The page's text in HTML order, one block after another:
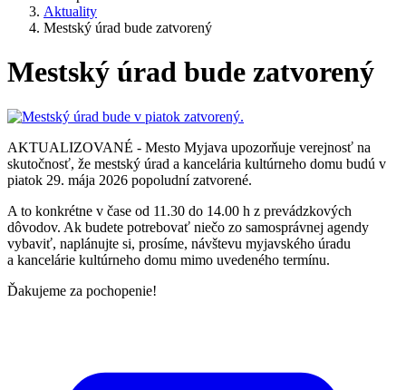
Aktuality
Mestský úrad bude zatvorený
Mestský úrad bude zatvorený
AKTUALIZOVANÉ - Mesto Myjava upozorňuje verejnosť na
skutočnosť, že mestský úrad a kancelária kultúrneho domu budú v
piatok 29. mája 2026 popoludní zatvorené.
A to konkrétne v čase od 11.30 do 14.00 h z prevádzkových
dôvodov. Ak budete potrebovať niečo zo samosprávnej agendy
vybaviť, naplánujte si, prosíme, návštevu myjavského úradu
a kancelárie kultúrneho domu mimo uvedeného termínu.
Ďakujeme za pochopenie!